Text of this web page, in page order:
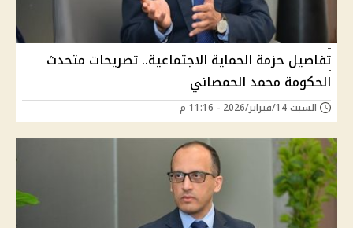
تفاصيل حزمة الحماية الاجتماعية.. تصريحات متحدث
الحكومة محمد الحمصاني
السبت 14/فبراير/2026 - 11:16 م